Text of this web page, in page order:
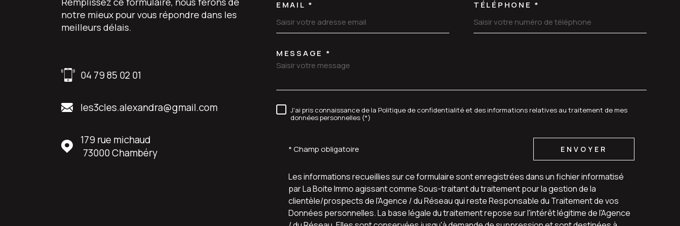
notre mieux pour vous répondre dans les
meilleurs délais.
04 79 85 02 01
les3cles.alexandra@gmail.com
179 rue michaud
73000
Chambéry
EMAIL * TÉLÉPHONE *
TRAD_MELTEM_VOREDEMANDE
MESSAGE *
RÈGLEMENTATION
J'ai pris connaissance de la Politique de confidentialité et des informations relatives au traitement de mes
données personnelles (*)
* Champ obligatoire ENVOYER
Les informations recueillies sur ce formulaire sont enregistrées dans un fichier informatisé
par La Boite Immo agissant comme Sous-traitant du traitement pour la gestion de la
clientèle/prospects de l'Agence / du Réseau qui reste Responsable du Traitement de vos
Données personnelles. La base légale du traitement repose sur l'intérêt légitime de l'Agence